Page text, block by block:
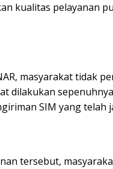
kualitas pelayanan
masyarakat tidak
dilakukan
SIM yang telah
tersebut,